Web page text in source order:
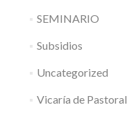
SEMINARIO
Subsidios
Uncategorized
Vicaría de Pastoral